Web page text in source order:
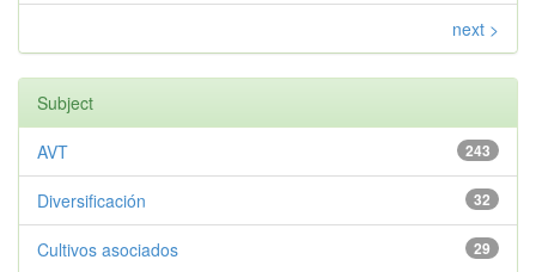
next >
Subject
243
AVT
32
Diversificación
29
Cultivos asociados